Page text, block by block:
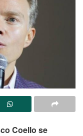
Coello se